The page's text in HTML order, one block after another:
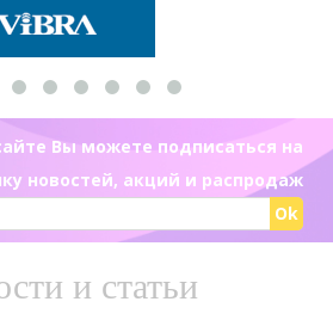
Вы можете подписаться на
новостей, акций и распродаж
Ok
и статьи